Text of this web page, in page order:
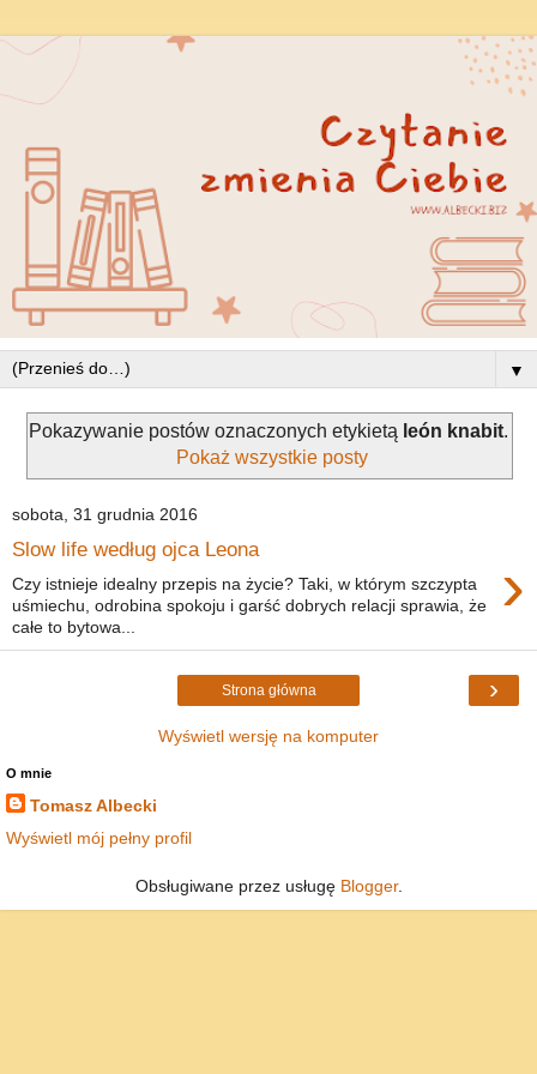
▼
Pokazywanie postów oznaczonych etykietą león knabit.
Pokaż wszystkie posty
sobota, 31 grudnia 2016
Slow life według ojca Leona ›
Czy istnieje idealny przepis na życie? Taki, w którym szczypta
uśmiechu, odrobina spokoju i garść dobrych relacji sprawia, że
całe to bytowa...
›
Strona główna
Wyświetl wersję na komputer
O mnie
Tomasz Albecki
Wyświetl mój pełny profil
Obsługiwane przez usługę Blogger.